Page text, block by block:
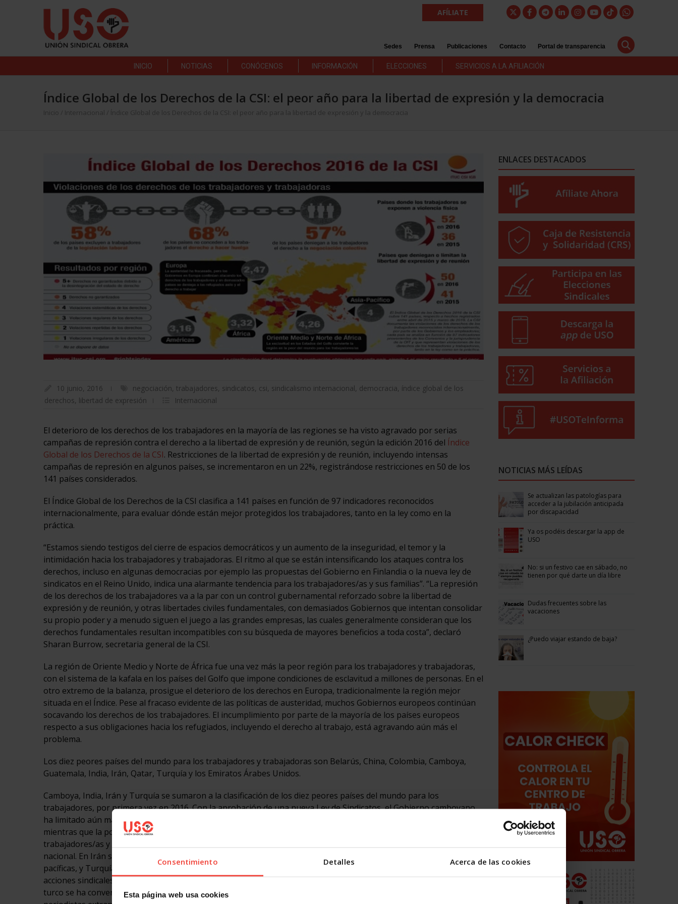
Consentimiento Detalles Acerca de las cookies
Esta página web usa cookies
AFÍLIATE
Sedes Prensa Publicaciones Contacto Portal de transparencia
INICIO NOTICIAS CONÓCENOS INFORMACIÓN ELECCIONES SERVICIOS A LA AFILIACIÓN
Índice Global de los Derechos de la CSI: el peor año para la libertad de expresión y la democracia
Inicio Internacional Índice Global de los Derechos de la CSI: el peor año para la libertad de expresión y la democracia
10 junio, 2016 negociación, trabajadores, sindicatos, csi, sindicalismo internacional, democracia, índice global de los
derechos, libertad de expresión Internacional
El deterioro de los derechos de los trabajadores en la mayoría de las regiones se ha visto agravado por serias
campañas de represión contra el derecho a la libertad de expresión y de reunión, según la edición 2016 del Índice
Global de los Derechos de la CSI. Restricciones de la libertad de expresión y de reunión, incluyendo intensas
campañas de represión en algunos países, se incrementaron en un 22%, registrándose restricciones en 50 de los
141 países considerados.
El Índice Global de los Derechos de la CSI clasifica a 141 países en función de 97 indicadores reconocidos
internacionalmente, para evaluar dónde están mejor protegidos los trabajadores, tanto en la ley como en la
práctica.
“Estamos siendo testigos del cierre de espacios democráticos y un aumento de la inseguridad, el temor y la
intimidación hacia los trabajadores y trabajadoras. El ritmo al que se están intensificando los ataques contra los
derechos, incluso en algunas democracias por ejemplo las propuestas del Gobierno en Finlandia o la nueva ley de
sindicatos en el Reino Unido, indica una alarmante tendencia para los trabajadores/as y sus familias”. “La represión
de los derechos de los trabajadores va a la par con un control gubernamental reforzado sobre la libertad de
expresión y de reunión, y otras libertades civiles fundamentales, con demasiados Gobiernos que intentan consolidar
su propio poder y a menudo siguen el juego a las grandes empresas, las cuales generalmente consideran que los
derechos fundamentales resultan incompatibles con su búsqueda de mayores beneficios a toda costa”, declaró
Sharan Burrow, secretaria general de la CSI.
La región de Oriente Medio y Norte de África fue una vez más la peor región para los trabajadores y trabajadoras,
con el sistema de la kafala en los países del Golfo que impone condiciones de esclavitud a millones de personas. En el
otro extremo de la balanza, prosigue el deterioro de los derechos en Europa, tradicionalmente la región mejor
situada en el Índice. Pese al fracaso evidente de las políticas de austeridad, muchos Gobiernos europeos continúan
socavando los derechos de los trabajadores. El incumplimiento por parte de la mayoría de los países europeos
respecto a sus obligaciones hacia los refugiados, incluyendo el derecho al trabajo, está agravando aún más el
problema.
Los diez peores países del mundo para los trabajadores y trabajadoras son Belarús, China, Colombia, Camboya,
Guatemala, India, Irán, Qatar, Turquía y los Emiratos Árabes Unidos.
Camboya, India, Irán y Turquía se sumaron a la clasificación de los diez peores países del mundo para los
trabajadores, por primera vez en 2016. Con la aprobación de una nueva Ley de Sindicatos, el Gobierno camboyano
ha limitado aún más la capacidad de los trabajadores para negociar sus condiciones de trabajo y sus salarios,
mientras que la policía en India ha empleado una violencia desproporcionada para reprimir manifestaciones de
trabajadores/as y muchos fueron detenidos por el simple ejercicio de derechos garantizados en la legislación
nacional. En Irán se han dictado duras sentencias de prisión contra trabajadores por llevar a cabo actividades
pacíficas, y Turquía se está ensañando contra los trabajadores/as del sector público que intentan participar en
acciones sindicales pacíficas, con al menos 1.390 funcionarios públicos sometidos a investigaciones. El Gobierno
turco se ha convertido también en sinónimo de ataques contra la libertad de expresión, con la expulsión de diez
ENLACES DESTACADOS
NOTICIAS MÁS LEÍDAS
Se actualizan las patologías para
acceder a la jubilación anticipada
por discapacidad
Ya os podéis descargar la app de
USO
No: si un festivo cae en sábado, no
tienen por qué darte un día libre
Dudas frecuentes sobre las
vacaciones
¿Puedo viajar estando de baja?